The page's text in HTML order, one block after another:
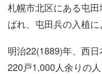
札幌市北区にある屯
ばれ、屯田兵の入植に
明治22(1889)年、西
220戸1,000人余りの